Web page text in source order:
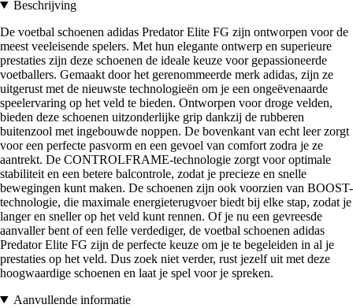
Beschrijving
De voetbal schoenen adidas Predator Elite FG zijn ontworpen voor de
meest veeleisende spelers. Met hun elegante ontwerp en superieure
prestaties zijn deze schoenen de ideale keuze voor gepassioneerde
voetballers. Gemaakt door het gerenommeerde merk adidas, zijn ze
uitgerust met de nieuwste technologieën om je een ongeëvenaarde
speelervaring op het veld te bieden. Ontworpen voor droge velden,
bieden deze schoenen uitzonderlijke grip dankzij de rubberen
buitenzool met ingebouwde noppen. De bovenkant van echt leer zorgt
voor een perfecte pasvorm en een gevoel van comfort zodra je ze
aantrekt. De CONTROLFRAME-technologie zorgt voor optimale
stabiliteit en een betere balcontrole, zodat je precieze en snelle
bewegingen kunt maken. De schoenen zijn ook voorzien van BOOST-
technologie, die maximale energieterugvoer biedt bij elke stap, zodat je
langer en sneller op het veld kunt rennen. Of je nu een gevreesde
aanvaller bent of een felle verdediger, de voetbal schoenen adidas
Predator Elite FG zijn de perfecte keuze om je te begeleiden in al je
prestaties op het veld. Dus zoek niet verder, rust jezelf uit met deze
hoogwaardige schoenen en laat je spel voor je spreken.
Aanvullende informatie